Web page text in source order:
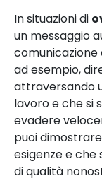
In situazioni di
un messaggio
ad esempio,
attraversando
lavoro e che si
evadere
puoi
esigenze e che
di qualità